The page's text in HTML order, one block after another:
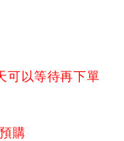
可以等待再下單
購